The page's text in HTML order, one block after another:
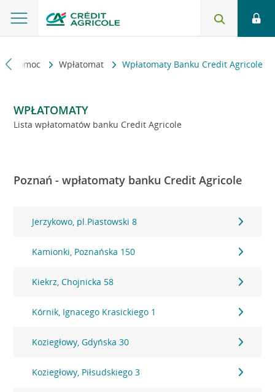
i pomoc Wpłatomat Wpłatomaty Banku Credit Agricole
WPŁATOMATY
Lista wpłatomatów banku Credit Agricole
Poznań - wpłatomaty banku Credit Agricole
Jerzykowo, pl.Piastowski 8
Kamionki, Poznańska 150
Kiekrz, Chojnicka 58
Kórnik, Ignacego Krasickiego 1
Koziegłowy, Gdyńska 30
Koziegłowy, Piłsudskiego 3